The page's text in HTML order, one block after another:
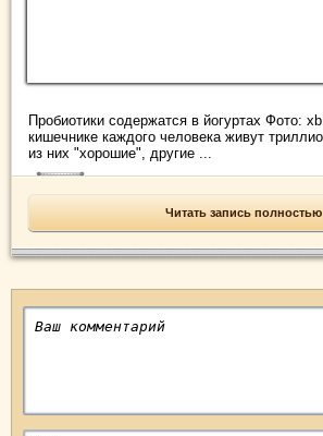
Пробиотики содержатся в йогуртах Фото:
кишечнике каждого человека живут
из них "хорошие", другие ...
Читать запись полностью